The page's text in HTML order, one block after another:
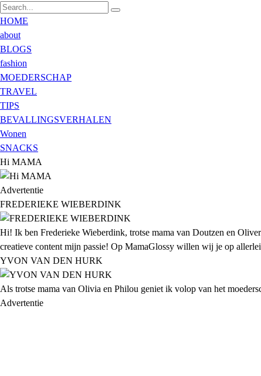
HOME
about
BLOGS
fashion
MOEDERSCHAP
TRAVEL
TIPS
BEVALLINGSVERHALEN
Wonen
SNACKS
Hi MAMA
Advertentie
FREDERIEKE WIEBERDINK
Hi! Ik ben Frederieke Wieberdink, trotse mama van Doutzen en
creatieve content mijn passie! Op MamaGlossy willen wij je op
YVON VAN DEN HURK
Als trotse mama van Olivia en Philou geniet ik volop van het
Advertentie